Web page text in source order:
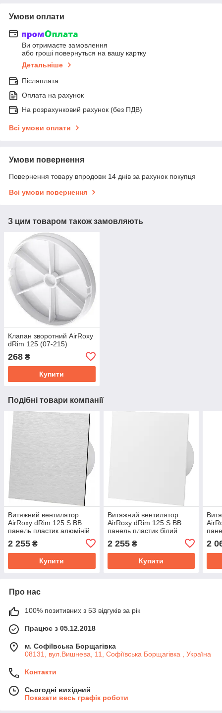
Умови оплати
Ви отримаєте замовлення
або гроші повернуться на вашу картку
Детальніше
Післяплата
Оплата на рахунок
На розрахунковий рахунок (без ПДВ)
Всі умови оплати
Умови повернення
Повернення товару впродовж 14 днів за рахунок покупця
Всі умови повернення
З цим товаром також замовляють
Клапан зворотний AirRoxy
dRim 125 (07-215)
268 ₴
Купити
Подібні товари компанії
Витяжний вентилятор
AirRoxy dRim 125 S BB
панель пластик алюміній
матовий 140м³/год 14Вт
2 255 ₴
Купити
Витяжний вентилятор
AirRoxy dRim 125 S BB
панель пластик білий
2 255₴
Купити
2
Про нас
100% позитивних з 53 відгуків за рік
Працює з 05.12.2018
м. Софіївська Борщагівка
08131, вул.Вишнева, 11, Софіївська Борщагівка , Україна
Контакти
Сьогодні вихідний
Показати весь графік роботи